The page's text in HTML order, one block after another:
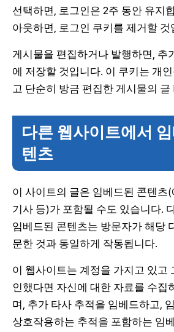
선택하면, 로그인은 2주 동안 유지
아웃하면, 로그인 쿠키를 제거할 것
게시물을 편집하거나 발행하면, 추
에 저장할 것입니다. 이 쿠키는 개
고 단순히 방금 편집한 게시물의 글
다른 웹사이트에서
텐츠
이 사이트의 글은 임베드된 콘텐츠
기사 등)가 포함될 수도 있습니다.
임베드된 콘텐츠는 방문자가 해당
문한 것과 동일하게 작동됩니다.
이 웹사이트는 계정을 가지고 있고
인했다면 자신에 대한 자료를 수집
며, 추가 타사 추적을 임베드하고,
상호작용하는 추적을 포함하는 임